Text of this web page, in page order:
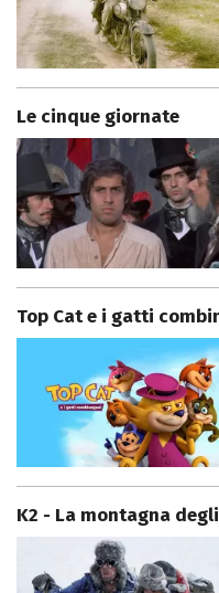
Le cinque giornate
Top Cat e i gatti
K2 - La montagna